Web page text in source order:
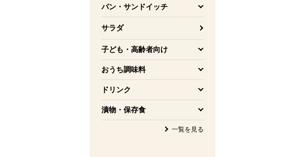
パン・サンドイッチ
を開く
サラダ
子ども・高齢者向け
を開く
おうち調味料
を開く
ドリンク
を開く
漬物・保存食
を開く
一覧を見る